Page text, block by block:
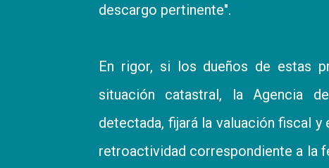
descargo pertinente".
En rigor, si los dueños de estas
situación catastral, la Agencia
detectada, fijará la valuación fiscal
retroactividad correspondiente a la